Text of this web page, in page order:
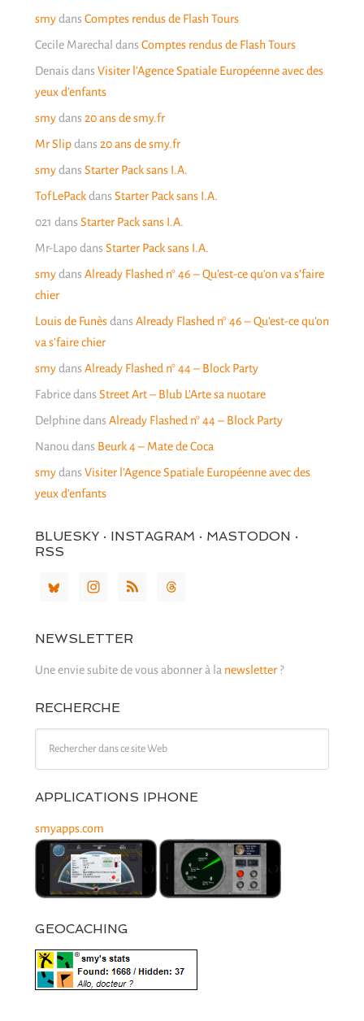
smydans Comptes rendus de Flash Tours
Cecile Marechal dans Comptes rendus de Flash Tours
Denais dans Visiter l’Agence Spatiale Européenne avec des
yeux d’enfants
smydans 20 ans de smy.fr
Mr Slipdans 20 ans de smy.fr
smydans Starter Pack sans I.A.
TofLePackdans Starter Pack sans I.A.
021 dans Starter Pack sans I.A.
Mr-Lapo dans Starter Pack sans I.A.
smydans Already Flashed n° 46 – Qu’est-ce qu’on va s’faire
chier
Louis de Funèsdans Already Flashed n° 46 – Qu’est-ce qu’on
va s’faire chier
smydans Already Flashed n° 44 – Block Party
Fabricedans Street Art – Blub L’Arte sa nuotare
Delphinedans Already Flashed n° 44 – Block Party
Nanou dans Beurk 4 – Mate de Coca
smydans Visiter l’Agence Spatiale Européenne avec des
yeux d’enfants
BLUESKY · INSTAGRAM · MASTODON ·
RSS
NEWSLETTER
Une envie subite de vous abonner à la newsletter?
RECHERCHE
APPLICATIONS IPHONE
smyapps.com
GEOCACHING